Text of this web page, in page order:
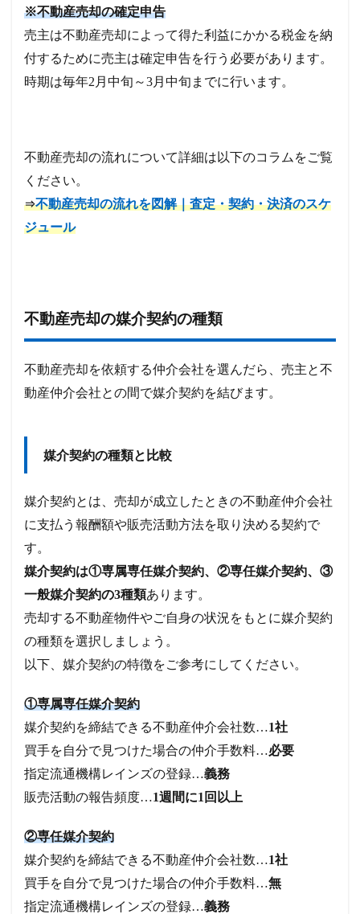
※不動産売却の確定申告
売主は不動産売却によって得た利益にかかる税金を納
付するために売主は確定申告を行う必要があります。
時期は毎年2月中旬～3月中旬までに行います。
不動産売却の流れについて詳細は以下のコラムをご覧
ください。
⇒不動産売却の流れを図解｜査定・契約・決済のスケ
ジュール
不動産売却の媒介契約の種類
不動産売却を依頼する仲介会社を選んだら、売主と不
動産仲介会社との間で媒介契約を結びます。
媒介契約の種類と比較
媒介契約とは、売却が成立したときの不動産仲介会社
に支払う報酬額や販売活動方法を取り決める契約で
す。
媒介契約は①専属専任媒介契約、②専任媒介契約、③
一般媒介契約の3種類あります。
売却する不動産物件やご自身の状況をもとに媒介契約
の種類を選択しましょう。
以下、媒介契約の特徴をご参考にしてください。
①専属専任媒介契約
媒介契約を締結できる不動産仲介会社数…1社
買手を自分で見つけた場合の仲介手数料…必要
指定流通機構レインズの登録…義務
販売活動の報告頻度…1週間に1回以上
②専任媒介契約
媒介契約を締結できる不動産仲介会社数…1社
買手を自分で見つけた場合の仲介手数料…無
指定流通機構レインズの登録…義務